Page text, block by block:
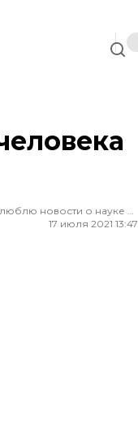
Редактор ленты новостей hromadske. Считаю, что уважение к каждому, критическое мышление и признание ошибок спасут мир. Особенно люблю новости о науке и космос
17 июля 2021 13:47